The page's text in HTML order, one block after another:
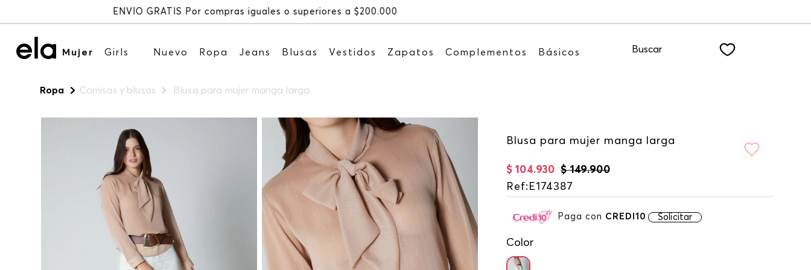
Recibe: 15%OFF suscribiéndote a nuestro NEWSLETTER
Mujer Girls Nuevo Ropa Jeans Blusas Vestidos Zapatos Complementos Básicos Buscar
Ropa Camisas y blusas Blusa para mujer manga larga
Blusa para mujer manga larga
$ 149.900
$ 104.930
Ref: E174387
Paga con CREDI10 Solicitar
Color